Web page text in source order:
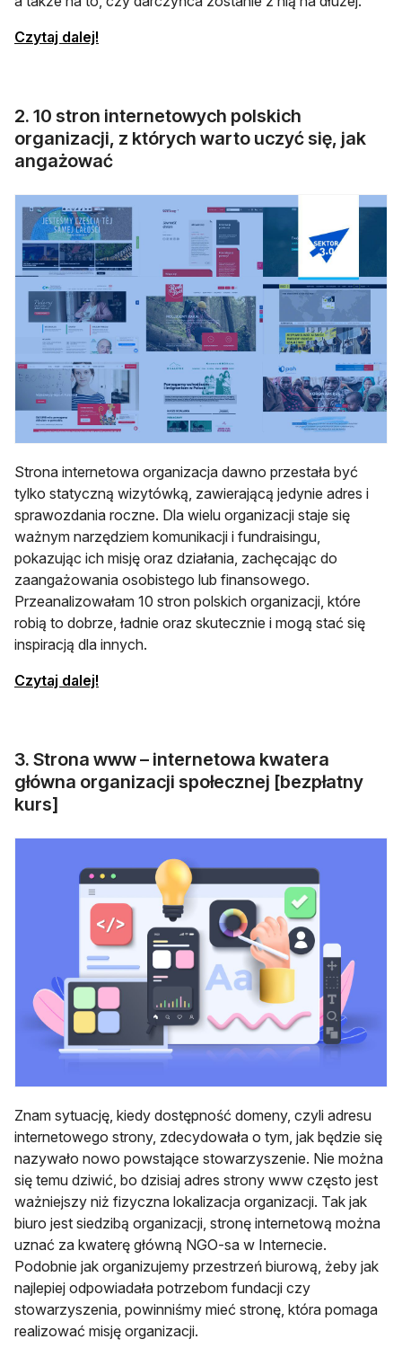
Czytaj dalej!
2. 10 stron internetowych polskich
organizacji, z których warto uczyć się, jak
angażować
Strona internetowa organizacja dawno przestała być
tylko statyczną wizytówką, zawierającą jedynie adres i
sprawozdania roczne. Dla wielu organizacji staje się
ważnym narzędziem komunikacji i fundraisingu,
pokazując ich misję oraz działania, zachęcając do
zaangażowania osobistego lub finansowego.
Przeanalizowałam 10 stron polskich organizacji, które
robią to dobrze, ładnie oraz skutecznie i mogą stać się
inspiracją dla innych.
Czytaj dalej!
3. Strona www – internetowa kwatera
główna organizacji społecznej [bezpłatny
kurs]
Znam sytuację, kiedy dostępność domeny, czyli adresu
internetowego strony, zdecydowała o tym, jak będzie się
nazywało nowo powstające stowarzyszenie. Nie można
się temu dziwić, bo dzisiaj adres strony www często jest
ważniejszy niż fizyczna lokalizacja organizacji. Tak jak
biuro jest siedzibą organizacji, stronę internetową można
uznać za kwaterę główną NGO-sa w Internecie.
Podobnie jak organizujemy przestrzeń biurową, żeby jak
najlepiej odpowiadała potrzebom fundacji czy
stowarzyszenia, powinniśmy mieć stronę, która pomaga
realizować misję organizacji.